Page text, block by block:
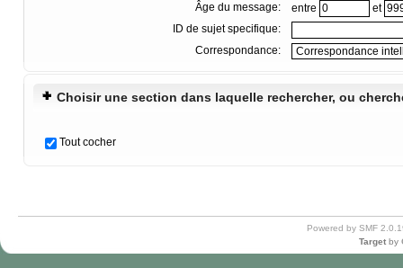
Âge du message:
entre
et
ID de sujet specifique:
Correspondance:
Choisir une section dans laquelle rechercher, ou
Tout cocher
Powered by SMF
Target by